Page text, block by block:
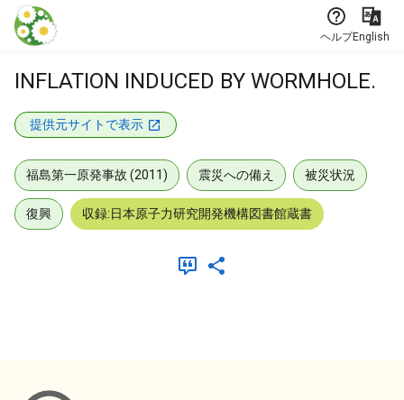
本文に飛ぶ
ヘルプEnglish
INFLATION INDUCED BY WORMHOLE.
提供元サイトで表示
福島第一原発事故 (2011) 震災への備え 被災状況
復興 収録:日本原子力研究開発機構図書館蔵書